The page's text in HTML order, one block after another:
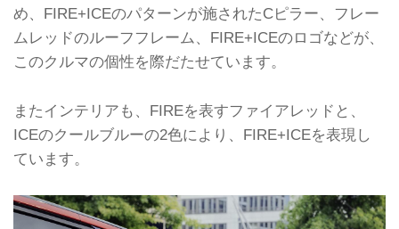
め、FIRE+ICEのパターンが施されたCピラー、フレー
ムレッドのルーフフレーム、FIRE+ICEのロゴなどが、
このクルマの個性を際だたせています。
またインテリアも、FIREを表すファイアレッドと、
ICEのクールブルーの2色により、FIRE+ICEを表現し
ています。